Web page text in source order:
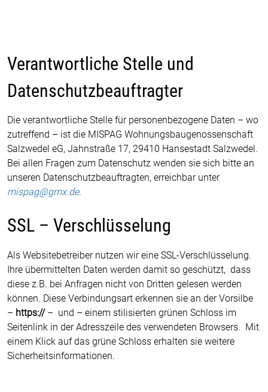
Verantwortliche Stelle und
Datenschutzbeauftragter
Die verantwortliche Stelle für personenbezogene Daten – wo
zutreffend – ist die MISPAG Wohnungsbaugenossenschaft
Salzwedel eG, Jahnstraße 17, 29410 Hansestadt Salzwedel.
Bei allen Fragen zum Datenschutz wenden sie sich bitte an
unseren Datenschutzbeauftragten, erreichbar unter
mispag@gmx.de.
SSL – Verschlüsselung
Als Websitebetreiber nutzen wir eine SSL-Verschlüsselung.
Ihre übermittelten Daten werden damit so geschützt, dass
diese z.B. bei Anfragen nicht von Dritten gelesen werden
können. Diese Verbindungsart erkennen sie an der Vorsilbe
– https://– und – einem stilisierten grünen Schloss im
Seitenlink in der Adresszeile des verwendeten Browsers. Mit
einem Klick auf das grüne Schloss erhalten sie weitere
Sicherheitsinformationen.